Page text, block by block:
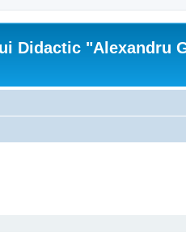
Didactic "Alexandru